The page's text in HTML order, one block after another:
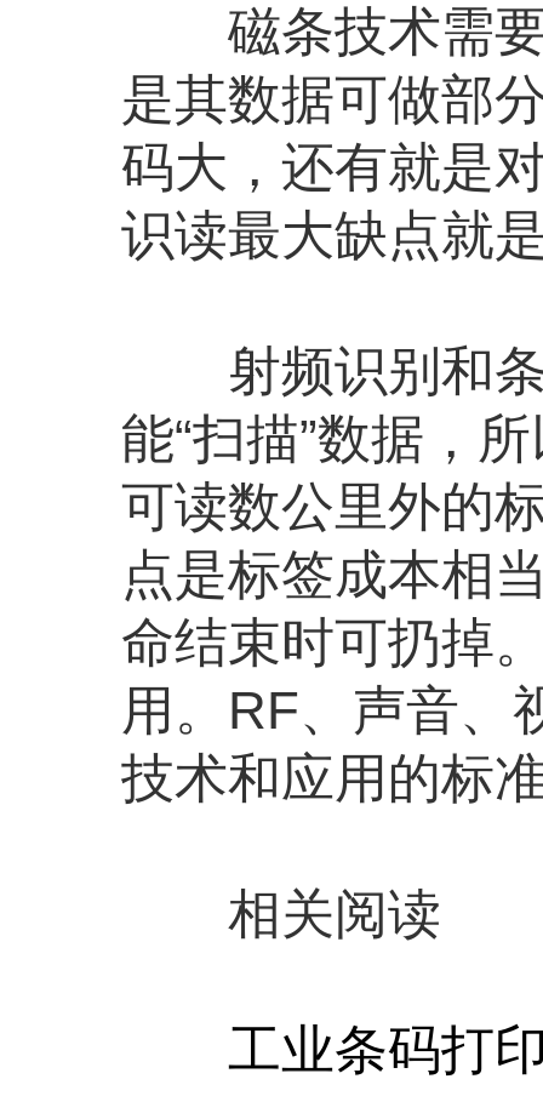
磁条技术需要
是其数据可做部
码大，还有就是
识读最大缺点就
射频识别和条
能“扫描”数据，
可读数公里外的
点是标签成本相
命结束时可扔掉
用。RF、声音、
技术和应用的标
相关阅读
工业条码打印